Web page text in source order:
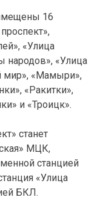
16
«Улица
народов», «Улица
мир», «Мамыри»,
«Ракитки»,
и «Троицк».
станет
МЦК,
станцией
«Улица
БКЛ.